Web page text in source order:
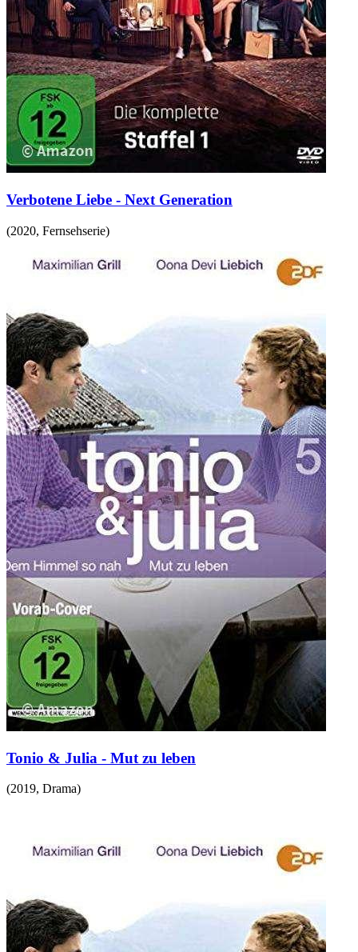
Verbotene Liebe - Next Generation
(2020, Fernsehserie)
Tonio & Julia - Mut zu leben
(2019, Drama)